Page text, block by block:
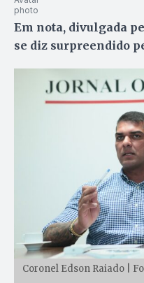
Em nota, divulgada
se diz surpreendido
Coronel Edson Raiado |